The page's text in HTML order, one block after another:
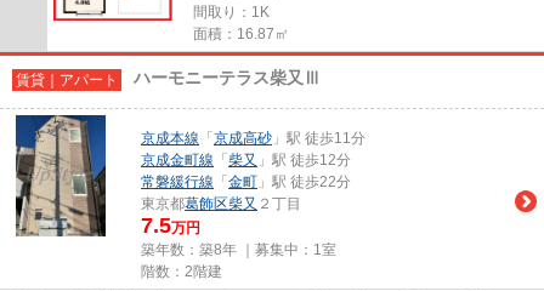
間取り：1K
面積：16.87㎡
賃貸｜アパート ハーモニーテラス柴又Ⅲ
京成本線 「 京成高砂 」駅 徒歩11分
京成金町線 「 柴又 」駅 徒歩12分
常磐緩行線 「 金町 」駅 徒歩22分
東京都葛飾区柴又 ２丁目
7.5万円
築年数：築8年 ｜募集中： 1室
階数：2階建